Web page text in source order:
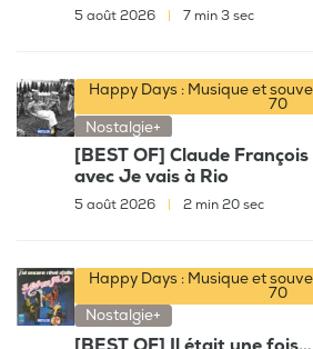
5 août 2026 7 min 3 sec
Happy Days : Musique et
70
Nostalgie+
[BEST OF] Claude
avec Je vais à Rio
5 août 2026 2 min 20 sec
Happy Days : Musique et
70
Nostalgie+